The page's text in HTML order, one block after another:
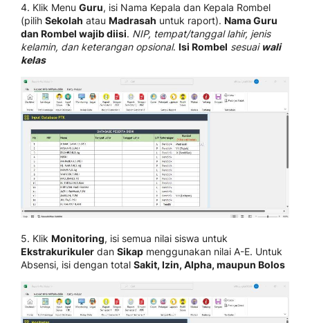
4. Klik Menu Guru, isi Nama Kepala dan Kepala Rombel
(pilih Sekolah atau Madrasah untuk raport). Nama Guru
dan Rombel wajib diisi. NIP, tempat/tanggal lahir, jenis
kelamin, dan keterangan opsional. Isi Rombel sesuai wali
kelas
5. Klik Monitoring, isi semua nilai siswa untuk
Ekstrakurikuler dan Sikap menggunakan nilai A-E. Untuk
Absensi, isi dengan total Sakit, Izin, Alpha, maupun Bolos